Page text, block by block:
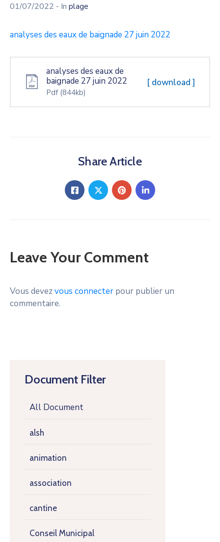
Document Filter
All Document
alsh
animation
association
cantine
Conseil Municipal
01/07/2022 - In plage
analyses des eaux de baignade 27 juin 2022
analyses des eaux de
baignade 27 juin 2022
Pdf (844kb)
[ download ]
Share Article
Leave Your Comment
Vous devezvous connecter pour publier un
commentaire.